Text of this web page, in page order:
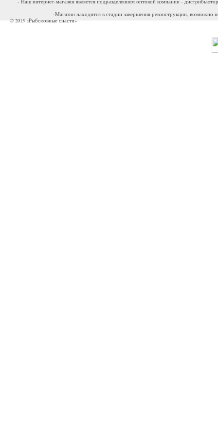
- Наш интернет-магазин является подразделением оптовой компании -
-Магазин находится в стадии завершения реконструкции, возможно
© 2015 «Рыболовные снасти»